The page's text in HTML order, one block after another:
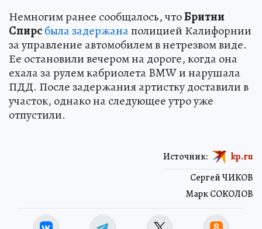
Немногим ранее сообщалось, чтоБритни
Спирсбыла задержанаполицией Калифорнии
за управление автомобилем в нетрезвом виде.
Ее остановили вечером на дороге, когда она
ехала за рулем кабриолета BMW и нарушала
ПДД. После задержания артистку доставили в
участок, однако на следующее утро уже
отпустили.
Сергей ЧИКОВ
Марк СОКОЛОВ
Источник: kp.ru